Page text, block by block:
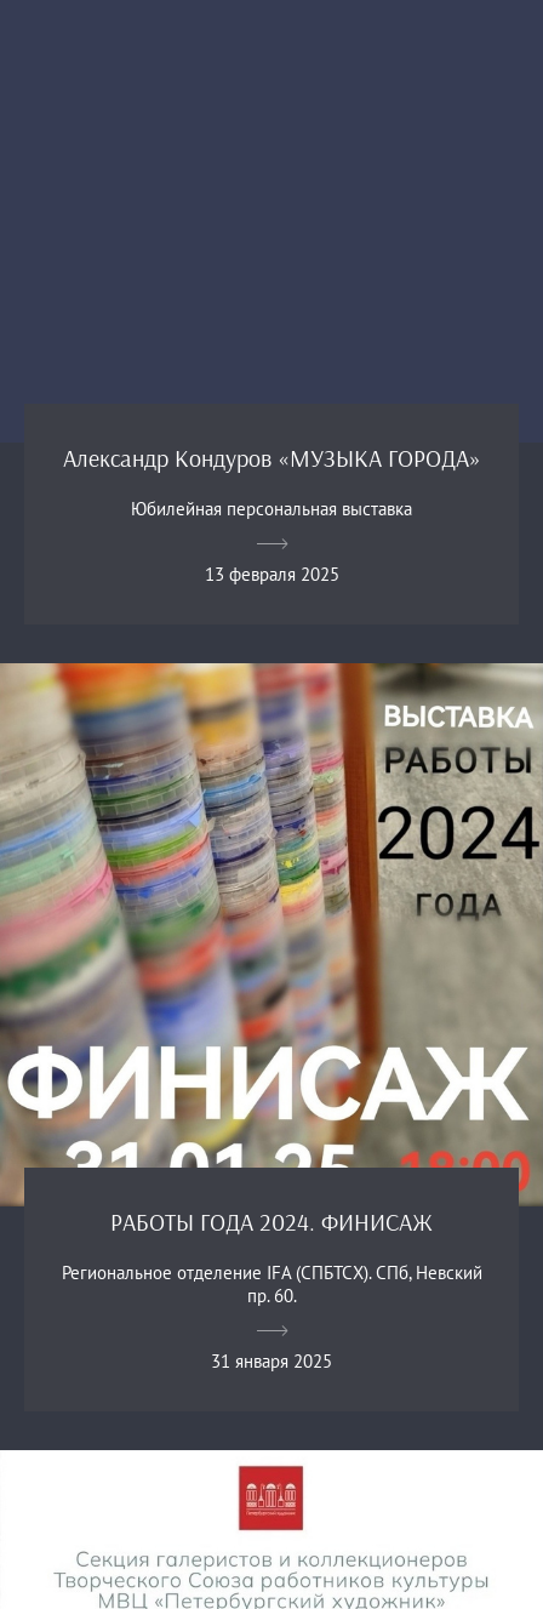
Александр Кондуров «МУЗЫКА ГОРОДА»
Юбилейная персональная выставка
13 февраля 2025
РАБОТЫ ГОДА 2024. ФИНИСАЖ
Региональное отделение IFA (СПБТСХ). СПб, Невский
пр. 60.
31 января 2025